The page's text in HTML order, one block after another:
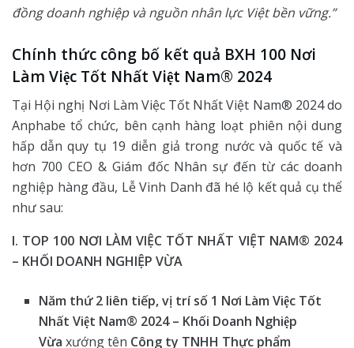
đồng doanh nghiệp và nguồn nhân lực Việt bền vững.”
Chính thức công bố kết quả BXH 100 Nơi
Làm Việc Tốt Nhất Việt Nam® 2024
Tại Hội nghị Nơi Làm Việc Tốt Nhất Việt Nam® 2024 do
Anphabe tổ chức, bên cạnh hàng loạt phiên nội dung
hấp dẫn quy tụ 19 diễn giả trong nước và quốc tế và
hơn 700 CEO & Giám đốc Nhân sự đến từ các doanh
nghiệp hàng đầu, Lễ Vinh Danh đã hé lộ kết quả cụ thể
như sau:
I. TOP 100 NƠI LÀM VIỆC TỐT NHẤT VIỆT NAM® 2024
– KHỐI DOANH NGHIỆP VỪA
Năm thứ 2 liên tiếp, vị trí số 1 Nơi Làm Việc Tốt
Nhất Việt Nam® 2024 – Khối Doanh Nghiệp
Vừaxướng tên Công ty TNHH Thực phẩm